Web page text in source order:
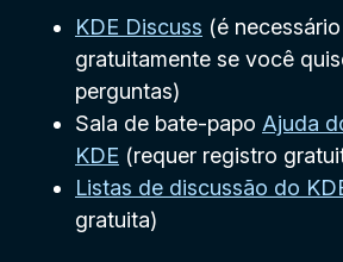
KDE Discuss (é
gratuitamente se você
perguntas)
Sala de bate-papo Ajuda
KDE (requer registro
Listas de discussão do
gratuita)